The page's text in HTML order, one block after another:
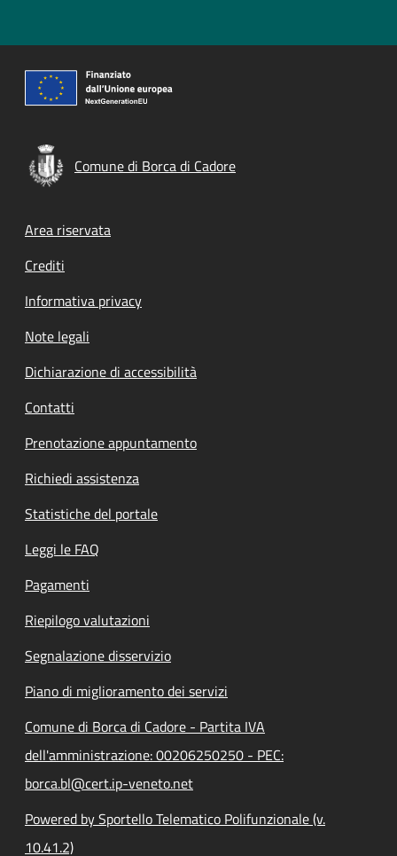
Comune di Borca di Cadore
Footer menu
Area riservata
Crediti
Informativa privacy
Note legali
Dichiarazione di accessibilità
Contatti
Prenotazione appuntamento
Richiedi assistenza
Statistiche del portale
Leggi le FAQ
Pagamenti
Riepilogo valutazioni
Segnalazione disservizio
Piano di miglioramento dei servizi
Comune di Borca di Cadore - Partita IVA
dell'amministrazione: 00206250250 - PEC:
borca.bl@cert.ip-veneto.net
Powered by Sportello Telematico Polifunzionale (v.
10.41.2)